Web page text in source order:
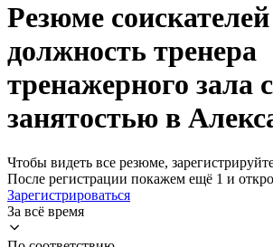
Резюме
должность тренера
тренажерного зала
занятостью в
Чтобы видеть все резюме,
После регистрации покажем ещё 1 и
Зарегистрироваться
За всё время